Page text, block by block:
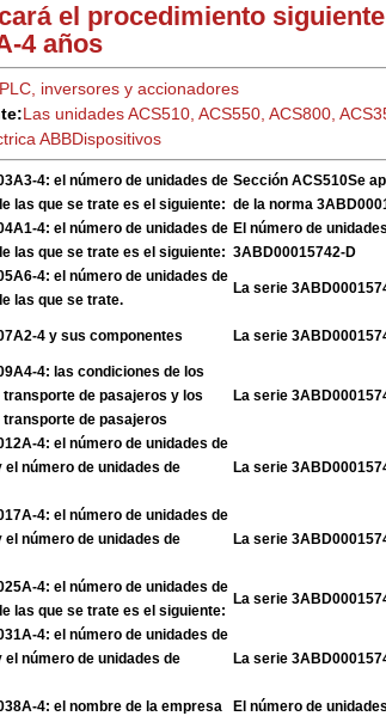
el procedimiento
-4 años
PLC, inversores y accionadores
Las unidades ACS510, ACS550, ACS800,
ABBDispositivos
4: el número de unidades de
las que se trate es el siguiente:
Sección ACS510Se
de la norma
4: el número de unidades de
las que se trate es el siguiente:
El número de
3ABD00015742-D
4: el número de unidades de
las que se trate.
La serie
4 y sus componentes La serie
4: las condiciones de los
de pasajeros y los
de pasajeros
La serie
4: el número de unidades de
el número de unidades de
La serie
4: el número de unidades de
el número de unidades de
La serie
4: el número de unidades de
las que se trate es el siguiente:
La serie
4: el número de unidades de
el número de unidades de
La serie
4: el nombre de la empresa
El número de